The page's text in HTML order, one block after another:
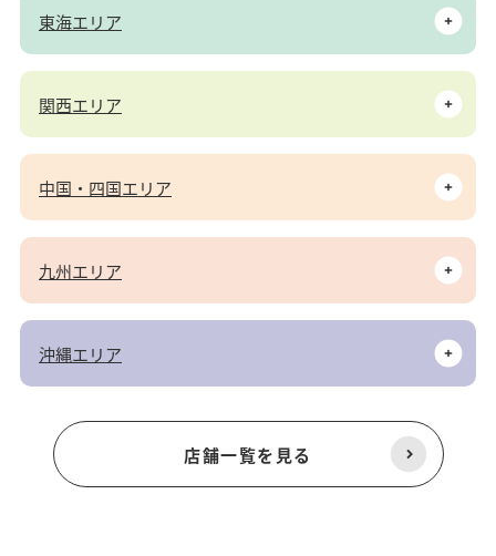
東海エリア
関西エリア
中国・四国エリア
九州エリア
沖縄エリア
店舗一覧を見る